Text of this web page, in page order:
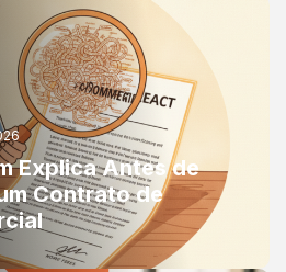
Explica Antes de
Contrato de